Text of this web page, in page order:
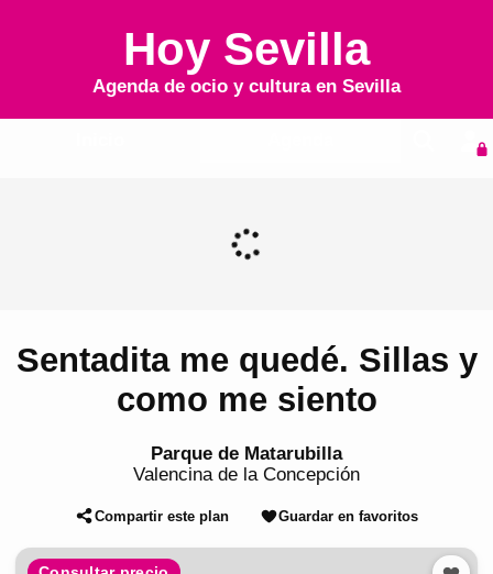
Hoy Sevilla
Agenda de ocio y cultura en Sevilla
Sentadita me quedé. Sillas y
como me siento
Parque de Matarubilla
Valencina de la Concepción
Compartir este plan Guardar en favoritos